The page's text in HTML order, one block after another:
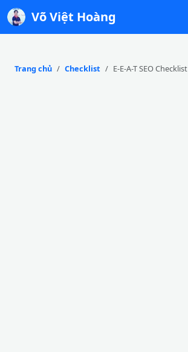
Võ Việt Hoàng
Trang chủ Checklist E-E-A-T SEO Checklist